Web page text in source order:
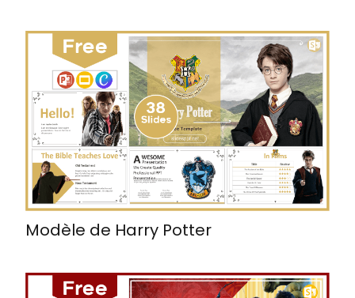
Modèle de Harry Potter